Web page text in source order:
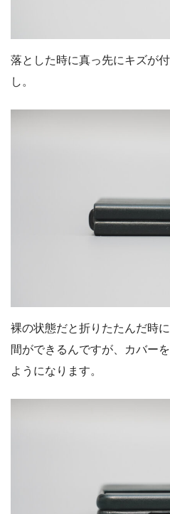
落とした時に真っ先にキズが
し。
裸の状態だと折りたたんだ時
間ができるんですが、カバー
ようになります。